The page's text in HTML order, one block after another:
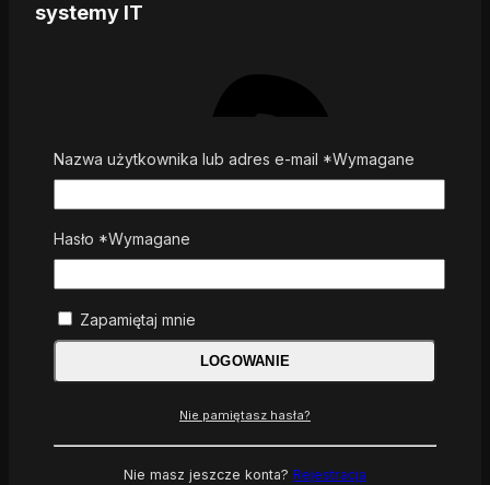
systemy IT
Nazwa użytkownika lub adres e-mail *Wymagane
Hasło *Wymagane
Zapamiętaj mnie
LOGOWANIE
Nie pamiętasz hasła?
Nie masz jeszcze konta? Rejestracja